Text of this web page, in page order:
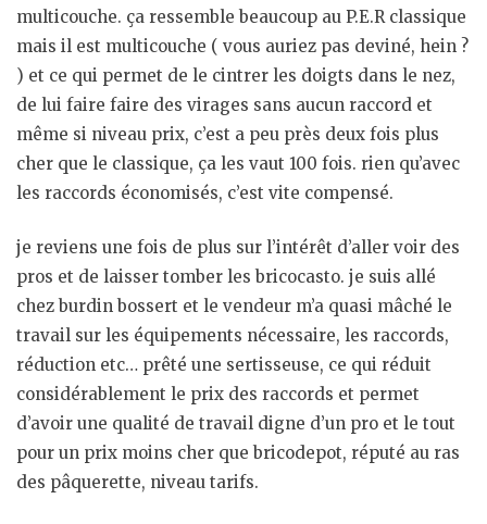
multicouche. ça ressemble beaucoup au P.E.R classique
mais il est multicouche ( vous auriez pas deviné, hein ?
) et ce qui permet de le cintrer les doigts dans le nez,
de lui faire faire des virages sans aucun raccord et
même si niveau prix, c’est a peu près deux fois plus
cher que le classique, ça les vaut 100 fois. rien qu’avec
les raccords économisés, c’est vite compensé.
je reviens une fois de plus sur l’intérêt d’aller voir des
pros et de laisser tomber les bricocasto. je suis allé
chez burdin bossert et le vendeur m’a quasi mâché le
travail sur les équipements nécessaire, les raccords,
réduction etc… prêté une sertisseuse, ce qui réduit
considérablement le prix des raccords et permet
d’avoir une qualité de travail digne d’un pro et le tout
pour un prix moins cher que bricodepot, réputé au ras
des pâquerette, niveau tarifs.